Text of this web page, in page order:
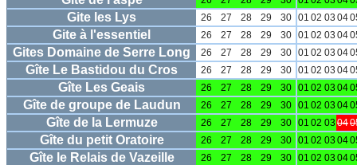
Gite les Lys 26 27 28 29 30 01 02 03 04
Gite à l'essentiel 26 27 28 29 30 01 02 03 04
Gites Domaine de Serre Long 26 27 28 29 30 01 02 03 04
Gîte Le Bastidou du Cros 26 27 28 29 30 01 02 03 04
Gîte Les Geais 26 27 28 29 30 01 02 0304
Gîte de groupe de Laudun 26 27 28 29 30 01 02 0304
Gîte de la Lermuze 26 27 28 29 30 01 02 0304
Gîte du petit Oratoire 26 27 28 29 30 01 02 0304
Gîte le Relais de Vazeille 26 27 28 29 30 01 02 0304